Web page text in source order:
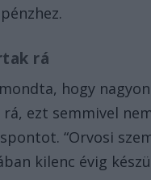
rá
hogy
rá, ezt semmivel
“Orvosi
kilenc évig